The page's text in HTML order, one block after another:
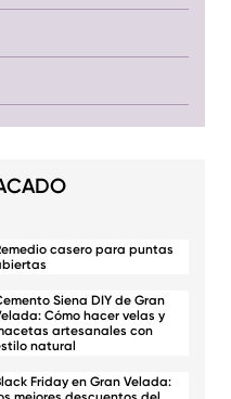
casero para puntas
Siena DIY de Gran
Cómo hacer velas y
artesanales con
natural
Friday en Gran Velada: